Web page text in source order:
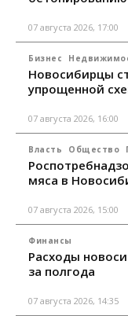
07 августа 2026, 17:00
Бизнес
Новосибирцы
упрощенной
07 августа 2026, 16:00
Власть Общество
мяса в
07 августа 2026, 15:00
Финансы
Расходы
за полгода
07 августа 2026, 14:35